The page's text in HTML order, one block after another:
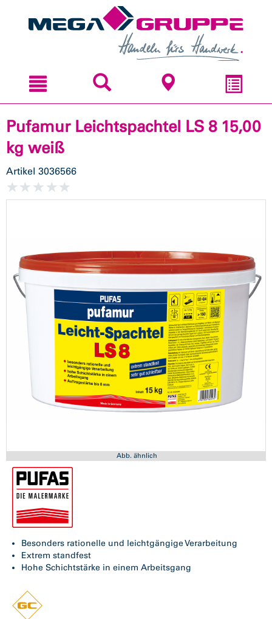
Pufamur Leichtspachtel LS 8 15,00
kg weiß
Artikel 3036566
Abb. ähnlich
Besonders rationelle und leichtgängige Verarbeitung
Extrem standfest
Hohe Schichtstärke in einem Arbeitsgang